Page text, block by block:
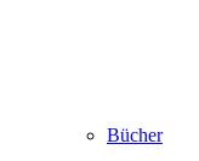
Bücher